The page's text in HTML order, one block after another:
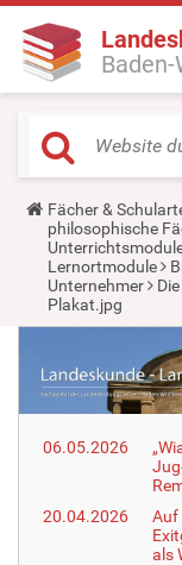
Y
o
u
a
r
e
h
e
:
Fächer &
philosophische
Lernortmodule
Unternehmer
Plakat.jpg
06.05.2026
20.04.2026
Auf
als